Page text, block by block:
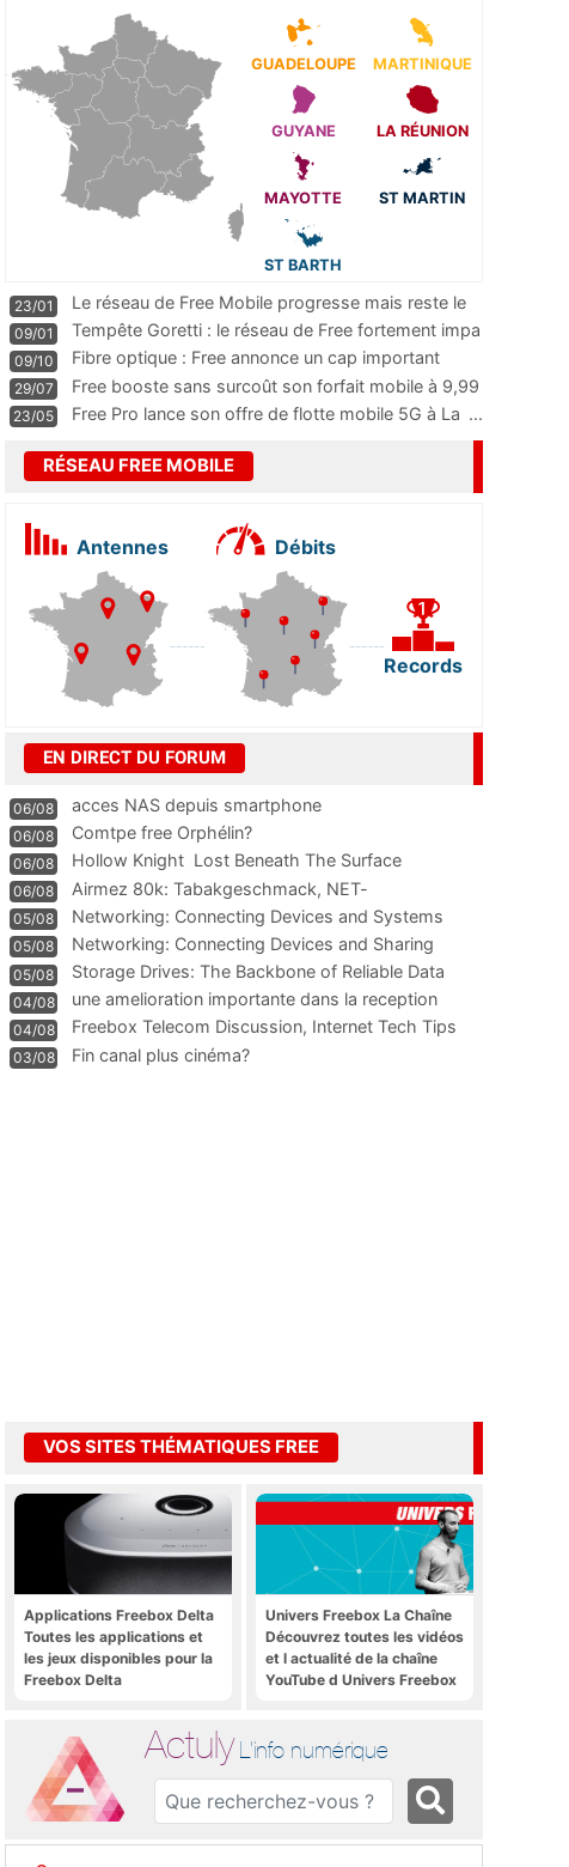
GUADELOUPE MARTINIQUE
GUYANE LA RÉUNION
MAYOTTE ST MARTIN
ST BARTH
23/01
Le réseau de Free Mobile progresse mais reste le
m
...
09/01
Tempête Goretti : le réseau de Free fortement impa
09/10
Fibre optique : Free annonce un cap important
pass
...
29/07
Free booste sans surcoût son forfait mobile à 9,99
23/05 Free Pro lance son offre de flotte mobile 5G à La ...
RÉSEAU FREE MOBILE
Antennes Débits
Records
EN DIRECT DU FORUM
06/08 acces NAS depuis smartphone
06/08 Comtpe free Orphélin?
06/08 Hollow Knight  Lost Beneath The Surface
06/08
Airmez 80k: Tabakgeschmack, NET-
Technologie und Leistung im
05/08 Networking: Connecting Devices and Systems
05/08
Networking: Connecting Devices and Sharing
Information
05/08
Storage Drives: The Backbone of Reliable Data
Management
04/08
une amelioration importante dans la reception
WIFI
04/08
Freebox Telecom Discussion, Internet Tech Tips
Communi
03/08 Fin canal plus cinéma?
VOS SITES THÉMATIQUES FREE
Applications Freebox Delta
Toutes les applications et
les jeux disponibles pour la
Freebox Delta
Univers Freebox La Chaîne
Découvrez toutes les vidéos
et l actualité de la chaîne
YouTube d Univers Freebox
Actuly L'info numérique